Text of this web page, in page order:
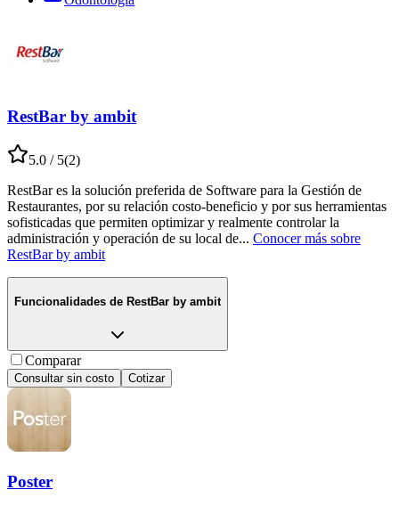
RestBar by ambit
5.0 / 5(2)
RestBar es la solución preferida de Software para la Gestión de
Restaurantes, por su relación costo-beneficio y por sus herramientas
sofisticadas que permiten optimizar y realmente controlar la
administración y operación de su local de... Conocer más sobre
RestBar by ambit
Funcionalidades de RestBar by ambit
Comparar
Consultar sin costo Cotizar
Poster